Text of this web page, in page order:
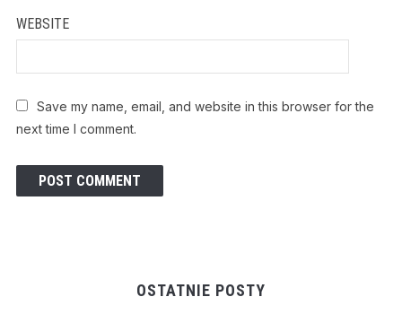
WEBSITE
Save my name, email, and website in this browser for the
next time I comment.
OSTATNIE POSTY